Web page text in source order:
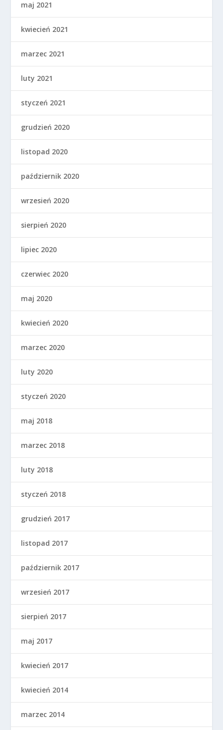
maj 2021
kwiecień 2021
marzec 2021
luty 2021
styczeń 2021
grudzień 2020
listopad 2020
październik 2020
wrzesień 2020
sierpień 2020
lipiec 2020
czerwiec 2020
maj 2020
kwiecień 2020
marzec 2020
luty 2020
styczeń 2020
maj 2018
marzec 2018
luty 2018
styczeń 2018
grudzień 2017
listopad 2017
październik 2017
wrzesień 2017
sierpień 2017
maj 2017
kwiecień 2017
kwiecień 2014
marzec 2014